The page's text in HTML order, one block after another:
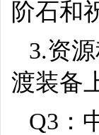
阶石和
3.资
渡装备
Q3：